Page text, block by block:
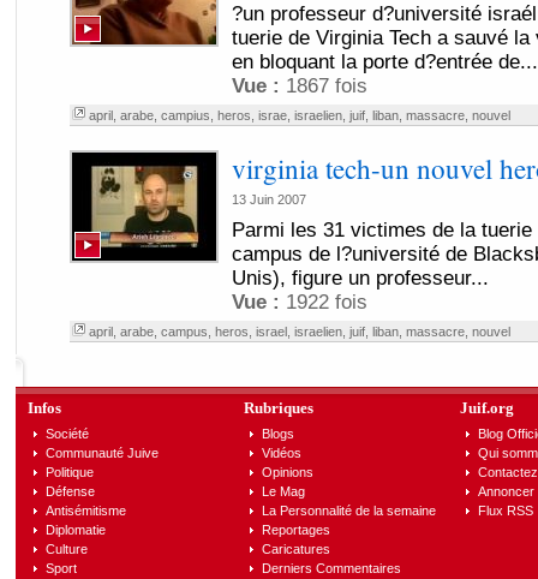
?un professeur d?université
tuerie de Virginia Tech a sauvé
en bloquant la porte d?entrée de...
Vue : 1867 fois
april, arabe, campius heros israe, israelien, juif, liban, massacre, nouvel
virginia tech-un nouvel
13 Juin 2007
Parmi les 31 victimes de la
campus de l?université de
Unis), figure un professeur...
Vue : 1922 fois
april, arabe, campus heros israel, israelien, juif, liban, massacre, nouvel
Infos
Société
Communauté Juive
Politique
Défense
Antisémitisme
Diplomatie
Culture
Sport
Rubriques
Blogs
Vidéos
Opinions
Le Mag
La Personnalité de la semaine
Reportages
Caricatures
Derniers Commentaires
Juif.org
Blog
Qui
Annoncer
Flux RSS